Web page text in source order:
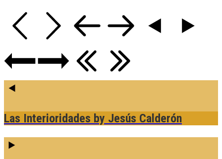
Las Interioridades by Jesús Calderón